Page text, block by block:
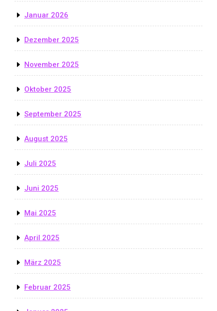
Januar 2026
Dezember 2025
November 2025
Oktober 2025
September 2025
August 2025
Juli 2025
Juni 2025
Mai 2025
April 2025
März 2025
Februar 2025